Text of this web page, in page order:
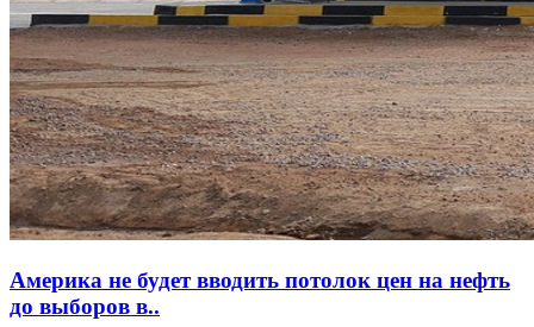
Америка не будет вводить потолок цен на нефть
до выборов в..